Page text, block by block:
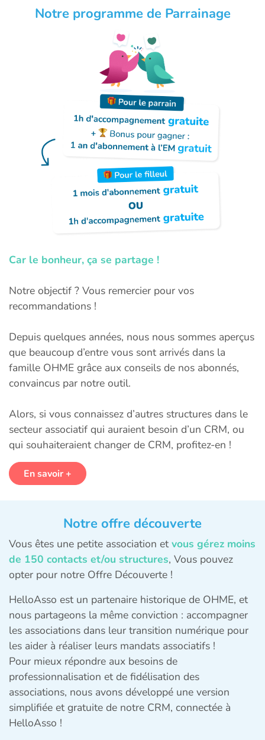
Notre programme de Parrainage
Car le bonheur, ça se partage !
Notre objectif ? Vous remercier pour vos
recommandations !
Depuis quelques années, nous nous sommes aperçus
que beaucoup d’entre vous sont arrivés dans la
famille OHME grâce aux conseils de nos abonnés,
convaincus par notre outil.
Alors, si vous connaissez d’autres structures dans le
secteur associatif qui auraient besoin d’un CRM, ou
qui souhaiteraient changer de CRM, profitez-en !
En savoir +
Notre offre découverte
Vous êtes une petite association etvous gérez moins
de 150 contacts et/ou structures, Vous pouvez
opter pour notre Offre Découverte !
HelloAsso est un partenaire historique de OHME, et
nous partageons la même conviction : accompagner
les associations dans leur transition numérique pour
les aider à réaliser leurs mandats associatifs !
Pour mieux répondre aux besoins de
professionnalisation et de fidélisation des
associations, nous avons développé une version
simplifiée et gratuite de notre CRM, connectée à
HelloAsso !